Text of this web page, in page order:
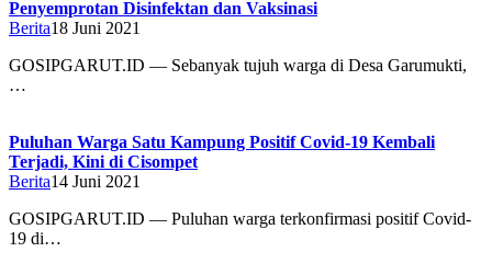
Penyemprotan Disinfektan dan Vaksinasi
Berita18 Juni 2021
GOSIPGARUT.ID — Sebanyak tujuh warga di Desa Garumukti,
…
Puluhan Warga Satu Kampung Positif Covid-19 Kembali
Terjadi, Kini di Cisompet
Berita14 Juni 2021
GOSIPGARUT.ID — Puluhan warga terkonfirmasi positif Covid-
19 di…